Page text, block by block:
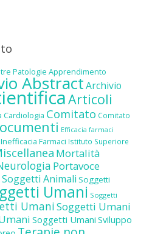
Patologie Apprendimento
AbstractArchivio
Articoli
Cardiologia Comitato Comitato
Efficacia farmaci
Inefficacia Farmaci Istituto Superiore
Mortalità
Portavoce
Soggetti Animali Soggetti
Umani Soggetti
UmaniSoggetti Umani
Soggetti Umani Sviluppo